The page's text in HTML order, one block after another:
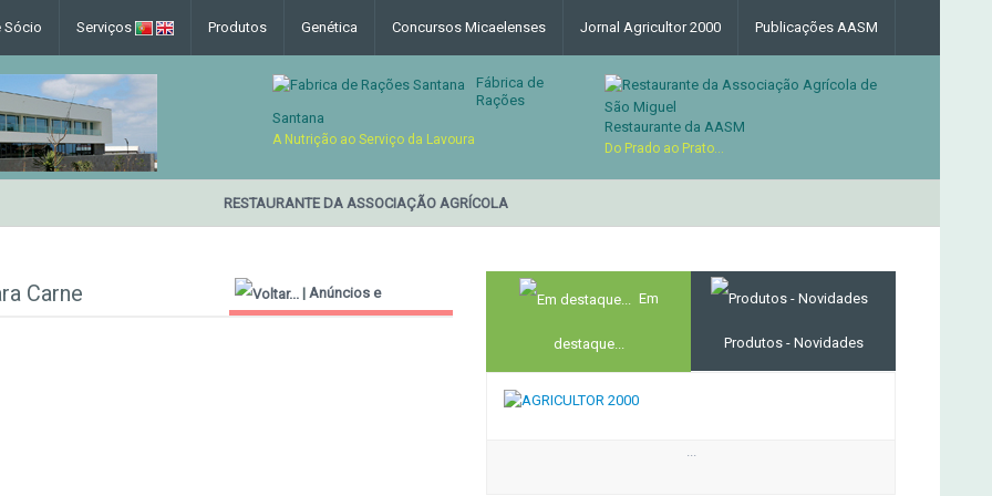
Sócio Serviços Produtos Genética Concursos Micaelenses Jornal Agricultor 2000 Publicações AASM
Fábrica de
Rações
Santana
A Nutrição ao Serviço da Lavoura
Restaurante da AASM
Do Prado ao Prato...
RESTAURANTE DA ASSOCIAÇÃO AGRÍCOLA
Carne | Anúncios e Em
destaque... Produtos - Novidades